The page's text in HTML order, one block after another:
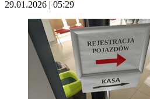
29.01.2026 | 05:29